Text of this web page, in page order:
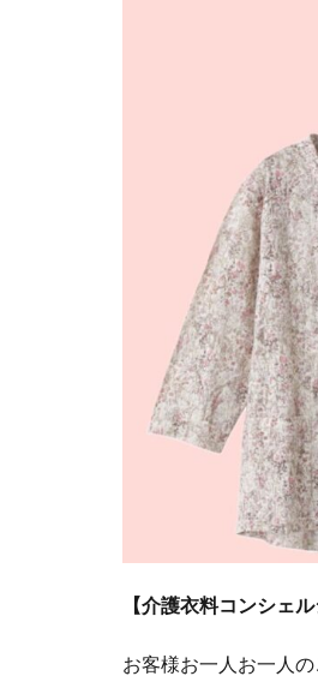
【介護衣料コンシェ
お客様お一人お一人